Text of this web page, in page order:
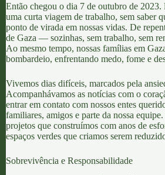
Então chegou o dia 7 de outubro de 2023.
uma curta viagem de trabalho, sem saber
ponto de virada em nossas vidas. De
de Gaza — sozinhas, sem trabalho, sem
Ao mesmo tempo, nossas famílias em
bombardeio, enfrentando medo, fome e
Vivemos dias difíceis, marcados pela
Acompanhávamos as notícias com o
entrar em contato com nossos entes
familiares, amigos e parte da nossa
projetos que construímos com anos de
espaços verdes que criamos serem
Sobrevivência e Responsabilidade